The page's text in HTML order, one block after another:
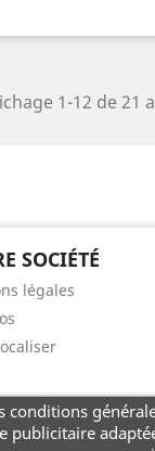
conditions
1-12 de 21
SOCIÉTÉ
légales